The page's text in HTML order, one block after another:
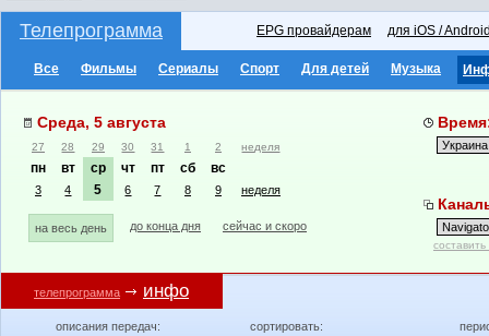
Телепрограмма EPG провайдерам для iOS /
Все Фильмы Сериалы Спорт Для детей Музыка
Среда, 5 августа
27 28 29 30 31 1 2 неделя
пн вт ср чт пт сб вс
3 4 5 6 7 8 9 неделя
на весь день до конца дня сейчас и скоро
телепрограмма инфо
описания передач:
сортировать: